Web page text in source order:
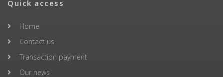
Quick access
Home
Contact us
Transaction payment
Our news